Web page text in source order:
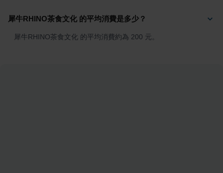
犀牛RHINO茶食文化 的平均消費是多少？
犀牛RHINO茶食文化 的平均消費約為 200 元。